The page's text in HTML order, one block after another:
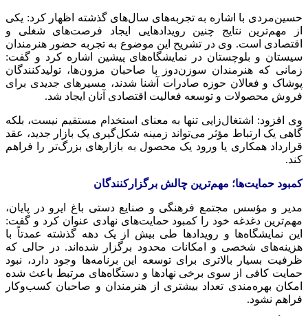
حسین‌مردی با اشاره به تجربه‌های سال‌های گذشته اظهار کرد: یکی
از مهم‌ترین نتایج چنین رویدادهایی ایجاد فرصت‌های شغلی و
اقتصادی است. وی در تشریح این موضوع به تجربه حضور هنرمندان
سیستان و بلوچستان در نمایشگاه‌های پیشین اشاره کرد و گفت:
زمانی که هنرمندان سوزن‌دوز با صاحبان مزون‌ها، تولیدکنندگان
پوشاک و فعالان حوزه صادرات آشنا شدند، مسیرهای جدیدی برای
فروش محصولات و توسعه فعالیت اقتصادی آنان ایجاد شد.
وی افزود: اشتغال‌زایی تنها به معنای استخدام مستقیم نیست، بلکه
گاهی یک ارتباط مؤثر می‌تواند زمینه شکل‌گیری یک بازار جدید، عقد
قرارداد همکاری یا ورود یک محصول به بازارهای بزرگ‌تر را فراهم
کند.
کمبود حمایت‌ها؛ مهم‌ترین چالش برگزارکنندگان
مدیر و مؤسس مجتمع فرهنگی و صنایع دستی باغ ایرو در پایان،
مهم‌ترین دغدغه خود را کمبود حمایت‌های نهادی عنوان کرد و گفت:
این نمایشگاه‌ها و رویدادها طی بیش از یک دهه گذشته عمدتاً با
هزینه‌های شخصی و امکانات محدود برگزار شده‌اند. در حالی که
ظرفیت بسیار بالاتری برای توسعه این برنامه‌ها وجود دارد، نبود
حمایت کافی از سوی برخی نهادها و دستگاه‌های مرتبط باعث شده
امکان بهره‌مندی تعداد بیشتری از هنرمندان و صاحبان کسب‌وکار
فراهم نشود.